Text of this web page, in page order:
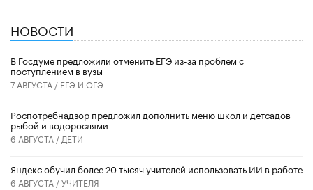
НОВОСТИ
В Госдуме предложили отменить ЕГЭ из-за проблем с
поступлением в вузы
7 АВГУСТА / ЕГЭ И ОГЭ
Роспотребнадзор предложил дополнить меню школ и детсадов
рыбой и водорослями
6 АВГУСТА / ДЕТИ
​Яндекс обучил более 20 тысяч учителей использовать ИИ в работе
6 АВГУСТА /УЧИТЕЛЯ